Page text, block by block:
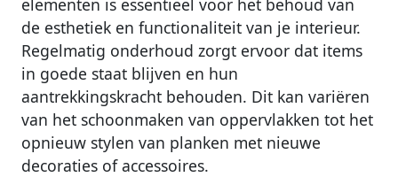
de esthetiek en functionaliteit van je interieur.
Regelmatig onderhoud zorgt ervoor dat items
in goede staat blijven en hun
aantrekkingskracht behouden. Dit kan variëren
van het schoonmaken van oppervlakken tot het
opnieuw stylen van planken met nieuwe
decoraties of accessoires.